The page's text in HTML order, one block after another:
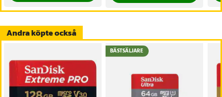
Andra köpte också
BÄSTSÄLJARE